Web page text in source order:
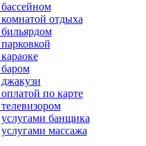
бассейном
комнатой отдыха
бильярдом
баром
джакузи
по карте
услугами банщика
услугами массажа